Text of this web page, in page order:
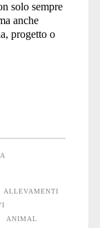
solo sempre
anche
progetto o
ALLEVAMENTI
ANIMAL